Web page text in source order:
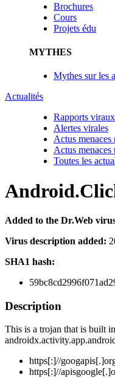
Brochures
Cours
Projets édu
MYTHES
Mythes sur les
Actualités
Rapports viraux
Alertes virales
Actus menaces
Actus menaces
Toutes les
Added to the Dr.Web
Virus description added:
SHA1 hash:
Description
This is a trojan that is built
https[:]//
https[:]//